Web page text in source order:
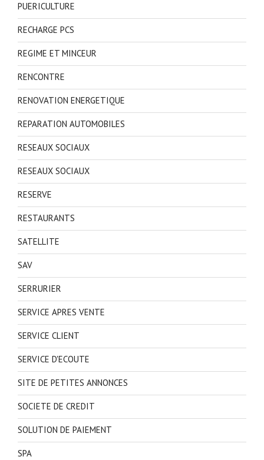
PUERICULTURE
RECHARGE PCS
REGIME ET MINCEUR
RENCONTRE
RENOVATION ENERGETIQUE
REPARATION AUTOMOBILES
RESEAUX SOCIAUX
RESEAUX SOCIAUX
RESERVE
RESTAURANTS
SATELLITE
SAV
SERRURIER
SERVICE APRES VENTE
SERVICE CLIENT
SERVICE D'ECOUTE
SITE DE PETITES ANNONCES
SOCIETE DE CREDIT
SOLUTION DE PAIEMENT
SPA